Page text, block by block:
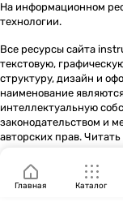
На информационном
технологии.
Все ресурсы сайта
текстовую,
структуру, дизайн и
наименование
интеллектуальную
законодательством и
авторских прав. Читать
Главная Каталог